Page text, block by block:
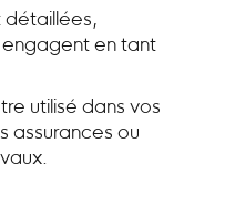
détaillées,
en tant
utilisé dans vos
assurances ou